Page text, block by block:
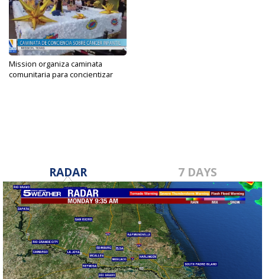
Mission organiza caminata
comunitaria para concientizar
RADAR 7 DAYS